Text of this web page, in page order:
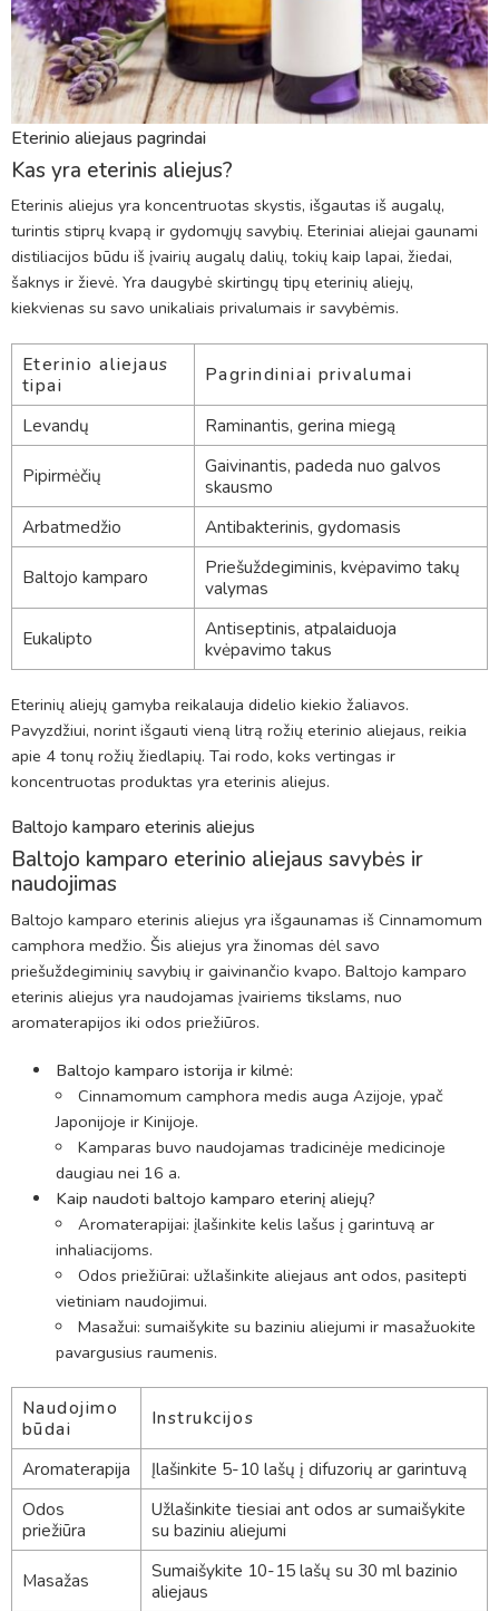
Eterinio aliejaus pagrindai
Kas yra eterinis aliejus?
Eterinis aliejus yra koncentruotas skystis, išgautas iš augalų,
turintis stiprų kvapą ir gydomųjų savybių. Eteriniai aliejai gaunami
distiliacijos būdu iš įvairių augalų dalių, tokių kaip lapai, žiedai,
šaknys ir žievė. Yra daugybė skirtingų tipų eterinių aliejų,
kiekvienas su savo unikaliais privalumais ir savybėmis.
Eterinio aliejaus
tipai
Pagrindiniai privalumai
Levandų Raminantis, gerina miegą
Pipirmėčių
Gaivinantis, padeda nuo galvos
skausmo
Arbatmedžio
Antibakterinis, gydomasis
Baltojo kamparo
Priešuždegiminis, kvėpavimo takų
valymas
Eukalipto
Antiseptinis, atpalaiduoja
kvėpavimo takus
Eterinių aliejų gamyba reikalauja didelio kiekio žaliavos.
Pavyzdžiui, norint išgauti vieną litrą rožių eterinio aliejaus, reikia
apie 4 tonų rožių žiedlapių. Tai rodo, koks vertingas ir
koncentruotas produktas yra eterinis aliejus.
Baltojo kamparo eterinis aliejus
Baltojo kamparo eterinio aliejaus savybės ir
naudojimas
Baltojo kamparo eterinis aliejus yra išgaunamas iš Cinnamomum
camphora medžio. Šis aliejus yra žinomas dėl savo
priešuždegiminių savybių ir gaivinančio kvapo. Baltojo kamparo
eterinis aliejus yra naudojamas įvairiems tikslams, nuo
aromaterapijos iki odos priežiūros.
Baltojo kamparo istorija ir kilmė:
Cinnamomum camphora medis auga Azijoje, ypač
Japonijoje ir Kinijoje.
Kamparas buvo naudojamas tradicinėje medicinoje
daugiau nei 16 a.
Kaip naudoti baltojo kamparo eterinį aliejų?
Aromaterapijai: įlašinkite kelis lašus į garintuvą ar
inhaliacijoms.
Odos priežiūrai: užlašinkite aliejaus ant odos, pasitepti
vietiniam naudojimui.
Masažui: sumaišykite su baziniu aliejumi ir masažuokite
pavargusius raumenis.
Naudojimo
būdai
Instrukcijos
Aromaterapija
Įlašinkite 5-10 lašų į difuzorių ar garintuvą
Odos
priežiūra
Užlašinkite tiesiai ant odos ar sumaišykite
su baziniu aliejumi
Masažas
Sumaišykite 10-15 lašų su 30 ml bazinio
aliejaus